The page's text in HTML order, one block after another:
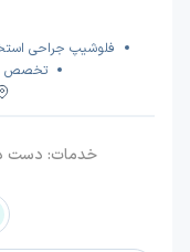
فلوشیپ جراحی
تخصص
خدمات: دست درد, درد عصب